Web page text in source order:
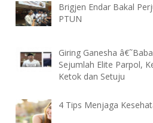
Brigjen Endar Bakal
PTUN
Giring Ganesha
Sejumlah Elite Parpol,
Ketok dan Setuju
4 Tips Menjaga